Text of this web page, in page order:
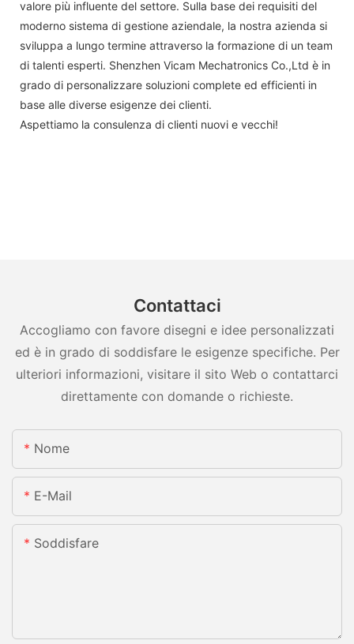
valore più influente del settore. Sulla base dei requisiti del
moderno sistema di gestione aziendale, la nostra azienda si
sviluppa a lungo termine attraverso la formazione di un team
di talenti esperti. Shenzhen Vicam Mechatronics Co.,Ltd è in
grado di personalizzare soluzioni complete ed efficienti in
base alle diverse esigenze dei clienti.
Aspettiamo la consulenza di clienti nuovi e vecchi!
Contattaci
Accogliamo con favore disegni e idee personalizzati
ed è in grado di soddisfare le esigenze specifiche. Per
ulteriori informazioni, visitare il sito Web o contattarci
direttamente con domande o richieste.
Nome
E-Mail
Soddisfare